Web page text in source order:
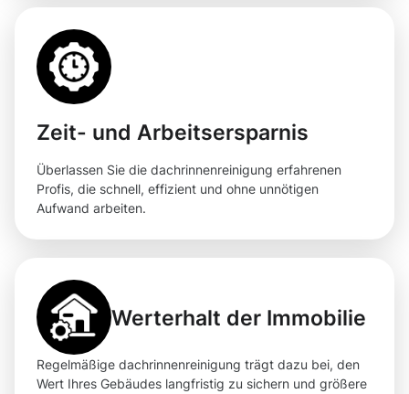
Zeit- und Arbeitsersparnis
Überlassen Sie die dachrinnenreinigung erfahrenen
Profis, die schnell, effizient und ohne unnötigen
Aufwand arbeiten.
Werterhalt der Immobilie
Regelmäßige dachrinnenreinigung trägt dazu bei, den
Wert Ihres Gebäudes langfristig zu sichern und größere